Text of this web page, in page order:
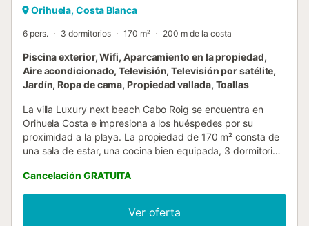
Orihuela, Costa Blanca
6 pers. 3 dormitorios 170 m² 200 m de la costa
Piscina exterior, Wifi, Aparcamiento en la propiedad,
Aire acondicionado, Televisión, Televisión por satélite,
Jardín, Ropa de cama, Propiedad vallada, Toallas
La villa Luxury next beach Cabo Roig se encuentra en
Orihuela Costa e impresiona a los huéspedes por su
proximidad a la playa. La propiedad de 170 m² consta de
una sala de estar, una cocina bien equipada, 3 dormitorios
acomodar a 6 personas. Los servicios adicionales incluyen
Wi-Fi de alta velocidad (apto para videollamadas) con un
espacio de trabajo dedicado para la oficina en casa, una
televisión, aire acondicionado, una lavadora, así como una
Cancelación GRATUITA
Ver oferta